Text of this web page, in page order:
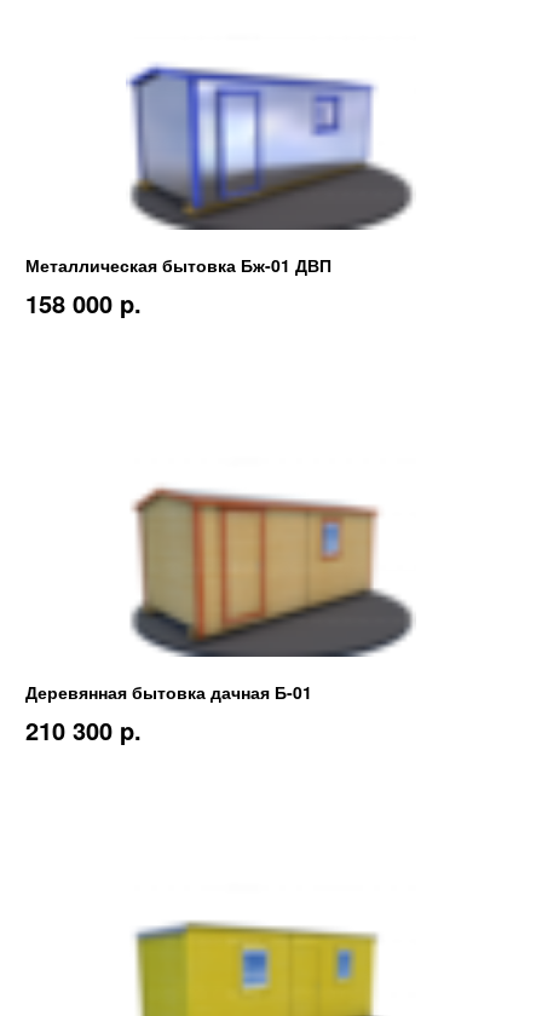
Металлическая бытовка Бж-01 ДВП
158 000 p.
Деревянная бытовка дачная Б-01
210 300 p.